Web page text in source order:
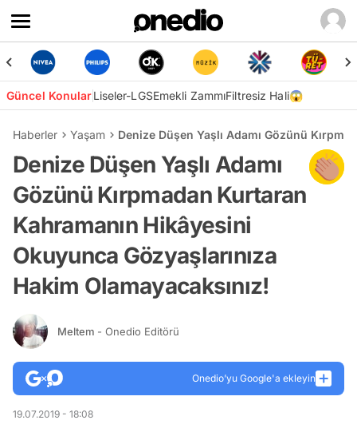
Güncel KonularLiseler-LGSEmekli ZammıFiltresiz Hali😱
Haberler Yaşam Denize Düşen Yaşlı Adamı Gözünü
Denize Düşen Yaşlı Adamı
Gözünü Kırpmadan Kurtaran
Kahramanın Hikâyesini
Okuyunca Gözyaşlarınıza
Hakim Olamayacaksınız!
Meltem - Onedio Editörü
Onedio’yu Google'a ekleyin
19.07.2019 - 18:08